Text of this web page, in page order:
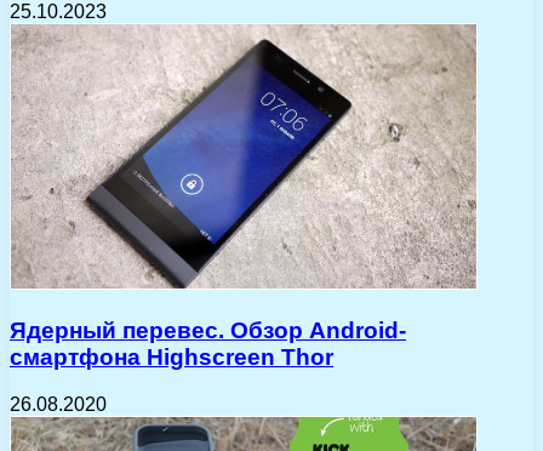
25.10.2023
Ядерный перевес. Обзор Android-
смартфона Highscreen Thor
26.08.2020